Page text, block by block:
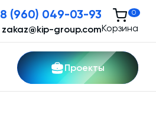
8 (960) 049-03-93
zakaz@kip-group.comКорзина
0
Проекты